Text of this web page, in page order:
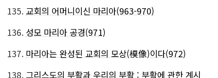
135. 교회의 어머니이신 마리아(963-970)
136. 성모 마리아 공경(971)
137. 마리아는 완성된 교회의 모상(模像)이다(972)
138. 그리스도의 부활과 우리의 부활 : 부활에 관한 계시